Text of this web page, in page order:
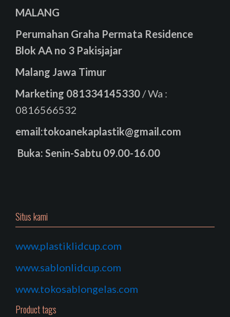
MALANG
Perumahan Graha Permata Residence
Blok AA no 3 Pakisjajar
Malang Jawa Timur
Marketing 081334145330 / Wa :
0816566532
email:tokoanekaplastik@gmail.com
Buka: Senin-Sabtu 09.00-16.00
Situs kami
www.plastiklidcup.com
www.sablonlidcup.com
www.tokosablongelas.com
Product tags